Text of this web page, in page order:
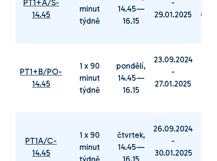
PT1+A/S-
14.45
minut
týdně
14.45—
16.15
-
29.01.2025
PT1+B/PO-
14.45
1 x 90
minut
týdně
pondělí,
14.45—
16.15
23.09.2024
-
27.01.2025
PT1A/C-
14.45
1 x 90
minut
čtvrtek,
14.45—
26.09.2024
-
30.01.2025